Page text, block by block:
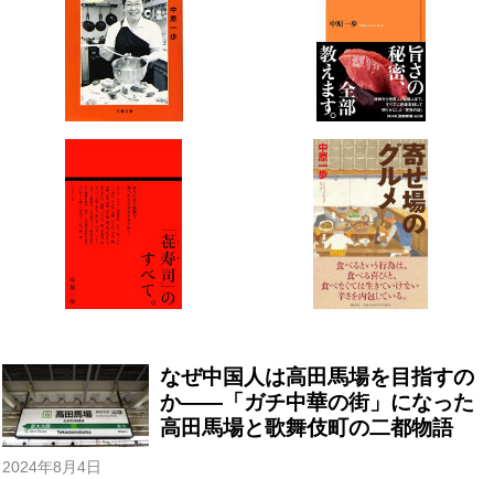
なぜ中国人は高田馬場を目指すの
か――「ガチ中華の街」になった
高田馬場と歌舞伎町の二都物語
2024年8月4日